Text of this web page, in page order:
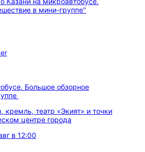
Большое обзорное
кремль, театр «Экият» и точки
центре города
в 12:00